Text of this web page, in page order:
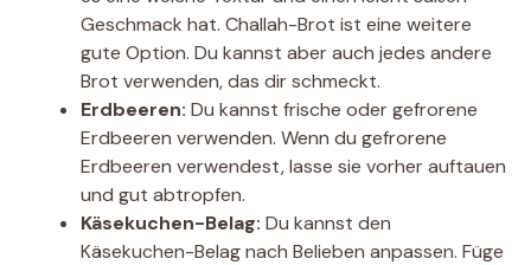
Geschmack hat. Challah-Brot ist eine weitere
gute Option. Du kannst aber auch jedes andere
Brot verwenden, das dir schmeckt.
Erdbeeren: Du kannst frische oder gefrorene
Erdbeeren verwenden. Wenn du gefrorene
Erdbeeren verwendest, lasse sie vorher auftauen
und gut abtropfen.
Käsekuchen-Belag: Du kannst den
Käsekuchen-Belag nach Belieben anpassen. Füge